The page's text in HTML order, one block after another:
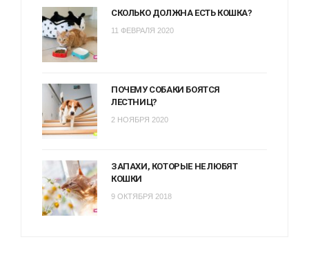
СКОЛЬКО ДОЛЖНА ЕСТЬ КОШКА?
11 ФЕВРАЛЯ 2020
ПОЧЕМУ СОБАКИ БОЯТСЯ
ЛЕСТНИЦ?
2 НОЯБРЯ 2020
ЗАПАХИ, КОТОРЫЕ НЕ ЛЮБЯТ
КОШКИ
9 ОКТЯБРЯ 2018